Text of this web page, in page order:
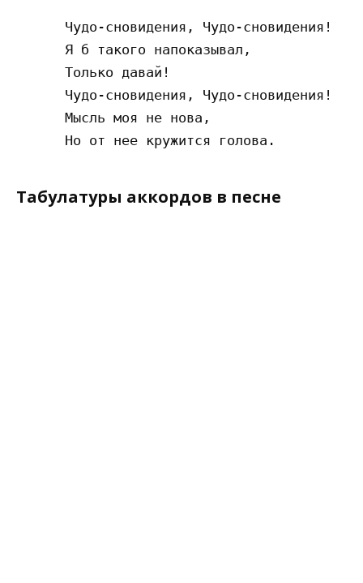
      Чудо-сновидения, Чудо-сновидения!
      Я б такого напоказывал,
      Только давай!
      Чудо-сновидения, Чудо-сновидения!
      Мысль моя не нова,
Табулатуры аккордов в песне